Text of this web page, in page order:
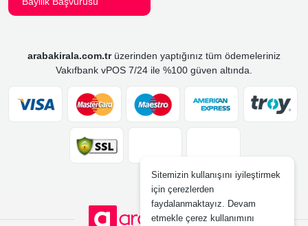
arabakirala.com.trüzerinden yaptığınız tüm ödemeleriniz
Vakıfbank vPOS 7/24 ile %100 güven altında.
Sitemizin kullanışını iyileştirmek
için çerezlerden
faydalanmaktayız. Devam
etmekle çerez kullanımını